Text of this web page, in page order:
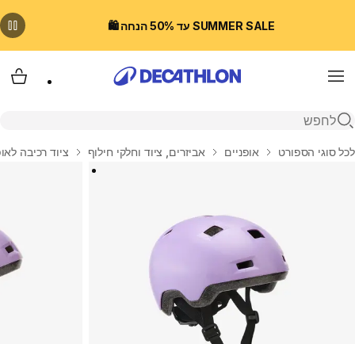
SUMMER SALE עד 50% הנחה 🛍️
Menu
פתיחת חיפוש
בית
לכל סוגי הספורט אופניים אביזרים, ציוד וחלקי חילוף ציוד רכיבה